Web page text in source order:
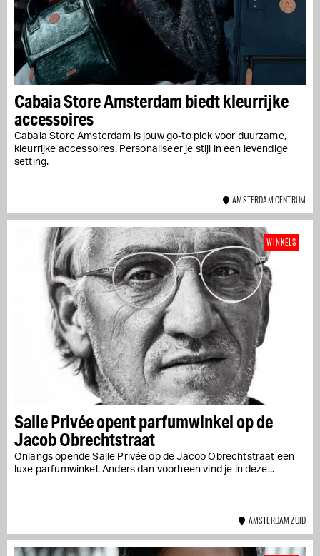
Cabaia Store Amsterdam biedt kleurrijke
accessoires
Cabaia Store Amsterdam is jouw go-to plek voor duurzame,
kleurrijke accessoires. Personaliseer je stijl in een levendige
setting.
AMSTERDAM CENTRUM
Salle Privée opent parfumwinkel op de
Jacob Obrechtstraat
Onlangs opende Salle Privée op de Jacob Obrechtstraat een
luxe parfumwinkel. Anders dan voorheen vind je in deze...
WINKELS
AMSTERDAM ZUID